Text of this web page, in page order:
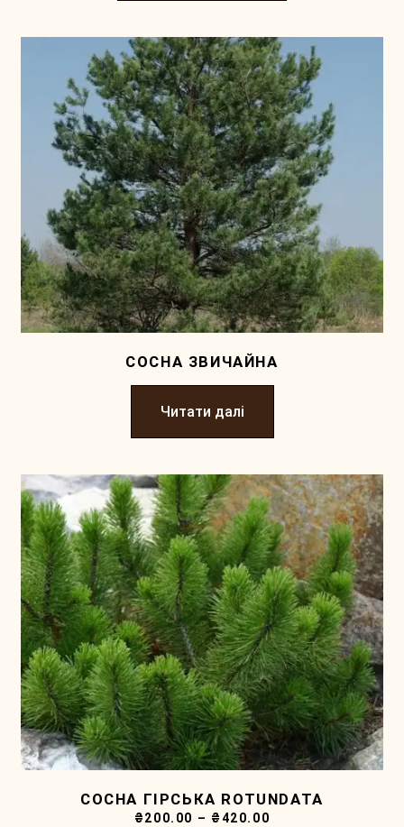
СОСНА ЗВИЧАЙНА
Читати далі
СОСНА ГІРСЬКА ROTUNDATA
₴200.00 – ₴420.00